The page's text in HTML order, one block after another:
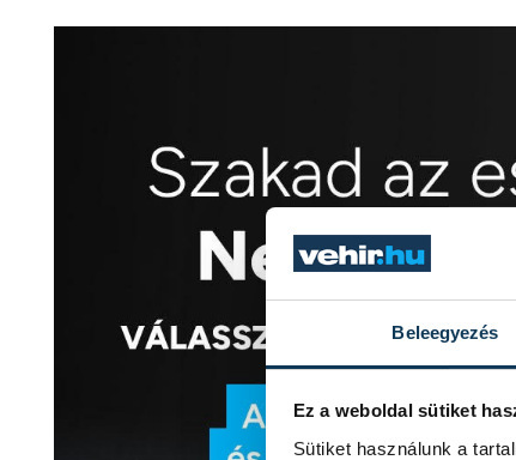
Beleegyezés
Ez a weboldal sütiket
Sütiket használunk a